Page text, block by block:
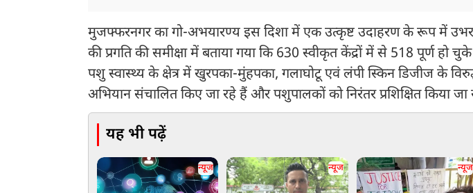
मुजफ्फरनगर का गो-अभयारण्य इस दिशा में एक उत्कृष्ट उदाहरण के रूप में उभर
की प्रगति की समीक्षा में बताया गया कि 630 स्वीकृत केंद्रों में से 518 पूर्ण हो
पशु स्वास्थ्य के क्षेत्र में खुरपका-मुंहपका, गलाघोटू एवं लंपी स्किन डिजीज के
अभियान संचालित किए जा रहे हैं और पशुपालकों को निरंतर प्रशिक्षित किया जा
यह भी पढ़ें
न्यूज न्यूज न्यूज